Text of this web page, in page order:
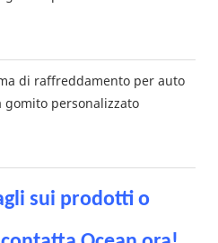
sui prodotti o